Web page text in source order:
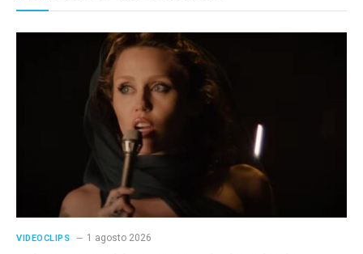
VIDEOCLIPS 1 agosto 2026